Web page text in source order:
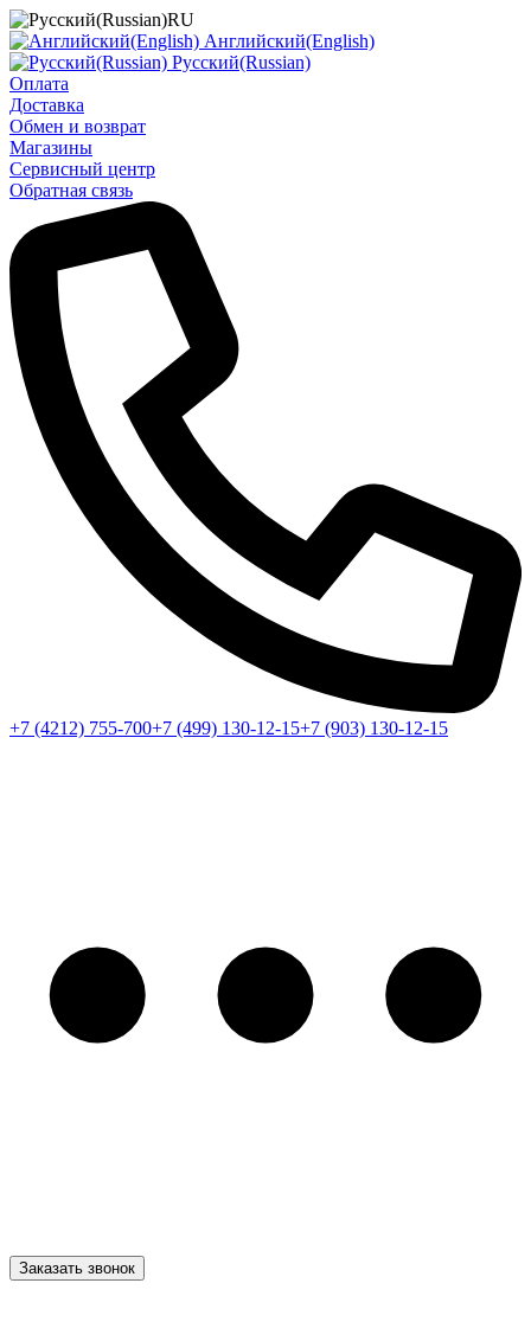
RU
Английский(English)
Русский(Russian)
Оплата
Доставка
Обмен и возврат
Магазины
Сервисный центр
Обратная связь
+7 (4212) 755-700+7 (499) 130-12-15+7 (903) 130-12-15
Заказать звонок